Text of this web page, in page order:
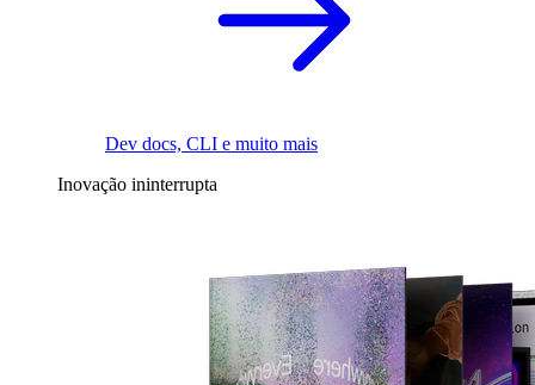
Dev docs, CLI e muito mais
Inovação ininterrupta